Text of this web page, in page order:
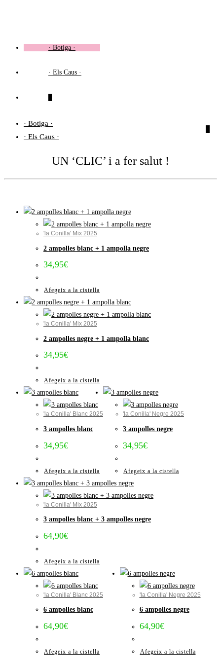
· Botiga ·
· Els Caus ·
· Botiga ·
· Els Caus ·
UN ‘CLIC’ i a fer salut !
'la Conilla' Mix 2025
2 ampolles blanc + 1 ampolla negre
34,95€
Afegeix a la cistella
'la Conilla' Mix 2025
2 ampolles negre + 1 ampolla blanc
34,95€
Afegeix a la cistella
'la Conilla' Blanc 2025
3 ampolles blanc
34,95€
Afegeix a la cistella
'la Conilla' Negre 2025
3 ampolles negre
34,95€
Afegeix a la cistella
'la Conilla' Mix 2025
3 ampolles blanc + 3 ampolles negre
64,90€
Afegeix a la cistella
'la Conilla' Blanc 2025
6 ampolles blanc
64,90€
Afegeix a la cistella
'la Conilla' Negre 2025
6 ampolles negre
64,90€
Afegeix a la cistella